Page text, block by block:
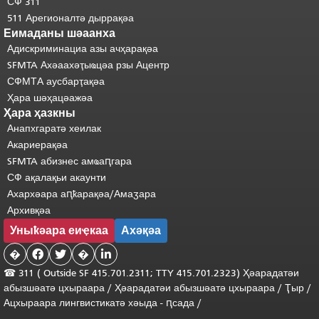
511 Арегионалтә дыррақәа
Еимаданы шәаанха
Адискриминациа азы ачҳарақәа
SFMTA Ахәаахәҭыҩцәа рзы Ацентр
СФМТА аусбарҭақәа
Ҳара шәҳацәажәа
Ҳара ҳазкны
Анапхгаратә хеилак
Акариерақәа
SFMTA абизнес амҩаԥгара
СФ ақалақьи акаунти
Ахархәара аԥҟарақәа/Амаӡара
Архивқәа
Уныҟәара еиҿкаа Ахәқәа
�   � 
☎ 311 ( Outside SF 415.701.2311; TTY 415.701.2323) Ҳәарадатәи
абызшәатә цхыраара / Ҳәарадатәи абызшәатә цхыраара / Ҭыр /
Ацхыраара лингвистикатә хәыда - ԥсада /